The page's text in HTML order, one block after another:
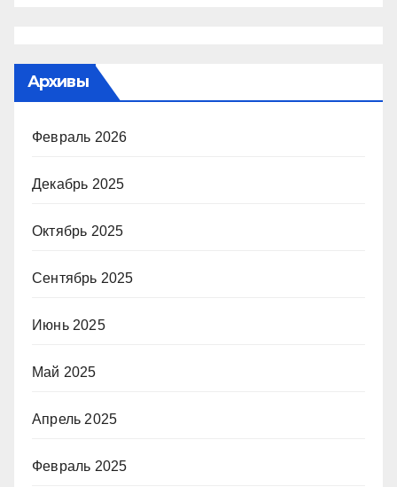
Архивы
Февраль 2026
Декабрь 2025
Октябрь 2025
Сентябрь 2025
Июнь 2025
Май 2025
Апрель 2025
Февраль 2025